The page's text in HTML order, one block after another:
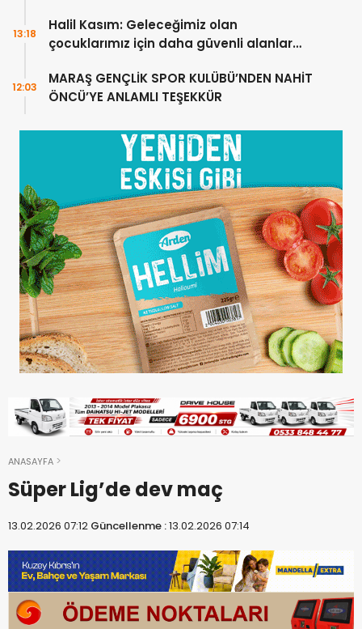
Halil Kasım: Geleceğimiz olan
çocuklarımız için daha güvenli alanlar
13:18
MARAŞ GENÇLİK SPOR KULÜBÜ’NDEN NAHİT
ÖNCÜ’YE ANLAMLI TEŞEKKÜR
12:03
ANASAYFA
Süper Lig’de dev maç
13.02.2026 07:12 Güncellenme :13.02.2026 07:14